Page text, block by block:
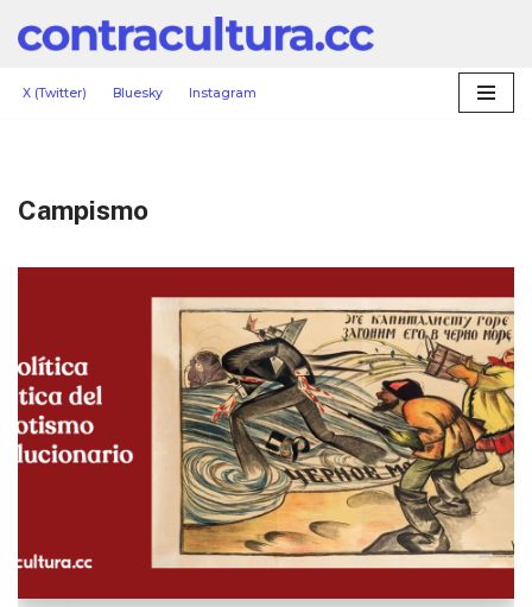
al
X (Twitter) Bluesky Instagram
Campismo